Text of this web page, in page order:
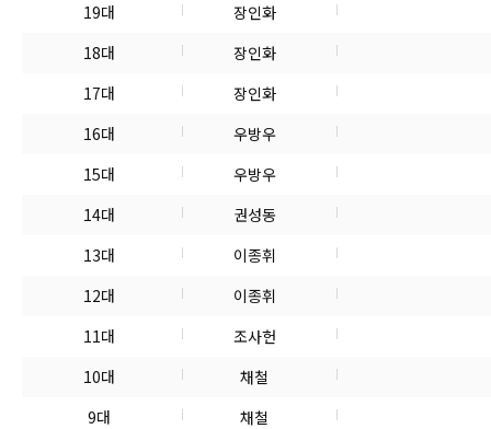
19대
장인화
18대
장인화
17대
장인화
16대
우방우
15대
우방우
14대
권성동
13대
이종휘
12대
이종휘
11대
조사헌
10대
채철
9대
채철